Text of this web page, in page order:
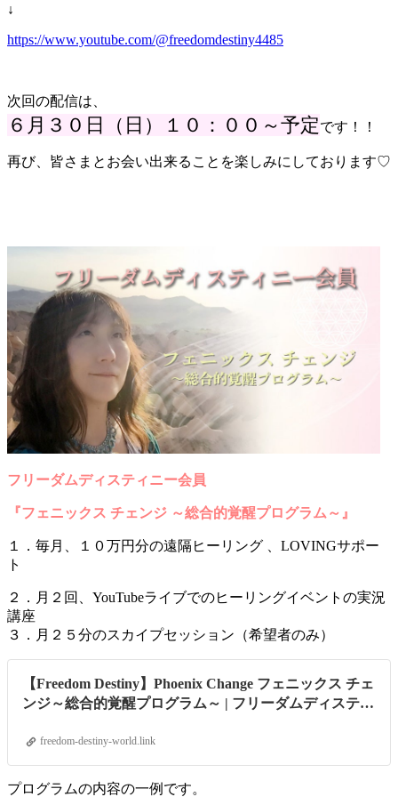
↓
https://www.youtube.com/@freedomdestiny4485
次回の配信は、
６ 月３０日（日）１０：００～予定です！！
再び、皆さまとお会い出来ることを楽しみにしております♡
フリーダムディスティニー会員
『フェニックス チェンジ ～総合的覚醒プログラム～』
１．毎月、１０万円分の遠隔ヒーリング 、LOVINGサポー
ト
２．月２回、YouTubeライブでのヒーリングイベントの実況
講座
３．月２５分のスカイプセッション（希望者のみ）
【Freedom Destiny】Phoenix Change フェニックス チェ
ンジ～総合的覚醒プログラム～ | フリーダムディスティ
freedom-destiny-world.link
プログラムの内容の一例です。